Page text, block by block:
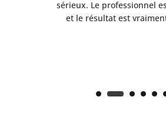
sérieux. Le professionnel
et le résultat est